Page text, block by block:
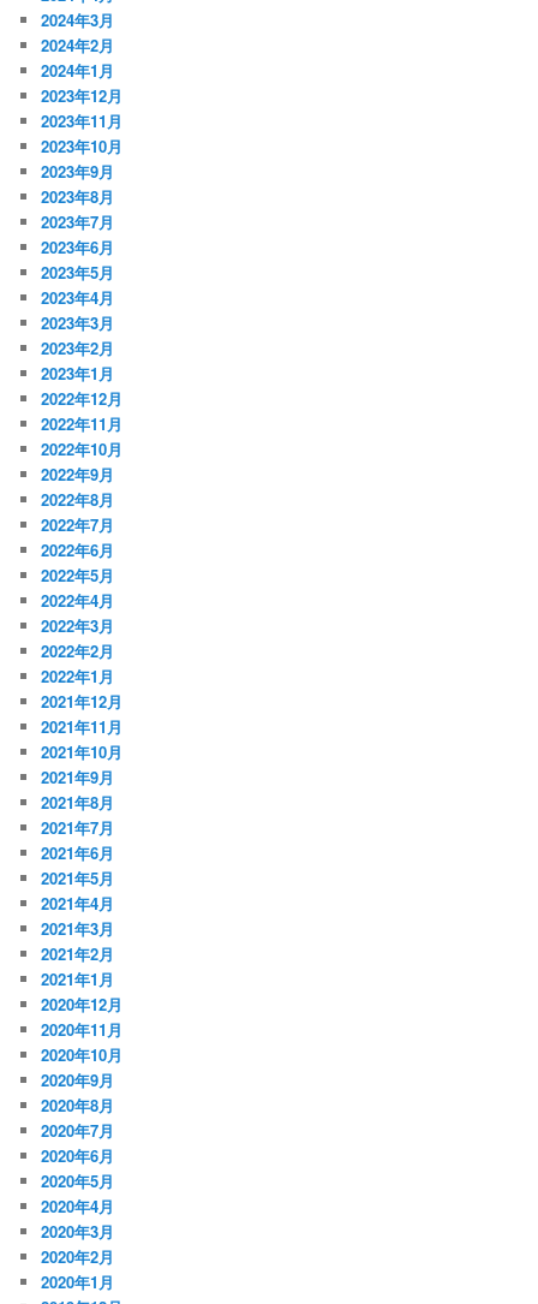
2024年3月
2024年2月
2024年1月
2023年12月
2023年11月
2023年10月
2023年9月
2023年8月
2023年7月
2023年6月
2023年5月
2023年4月
2023年3月
2023年2月
2023年1月
2022年12月
2022年11月
2022年10月
2022年9月
2022年8月
2022年7月
2022年6月
2022年5月
2022年4月
2022年3月
2022年2月
2022年1月
2021年12月
2021年11月
2021年10月
2021年9月
2021年8月
2021年7月
2021年6月
2021年5月
2021年4月
2021年3月
2021年2月
2021年1月
2020年12月
2020年11月
2020年10月
2020年9月
2020年8月
2020年7月
2020年6月
2020年5月
2020年4月
2020年3月
2020年2月
2020年1月